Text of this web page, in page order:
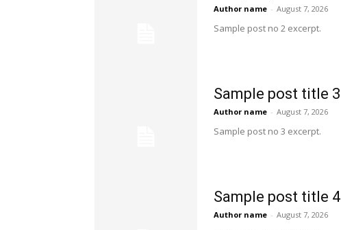
Author name - August 7, 2026
Sample post no 2 excerpt.
Sample post title 3
Author name - August 7, 2026
Sample post no 3 excerpt.
Sample post title 4
Author name - August 7, 2026